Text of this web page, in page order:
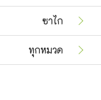
ซาไก
ทุกหมวด